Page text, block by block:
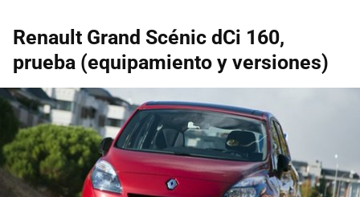
Renault Grand Scénic dCi 160,
prueba (equipamiento y versiones)